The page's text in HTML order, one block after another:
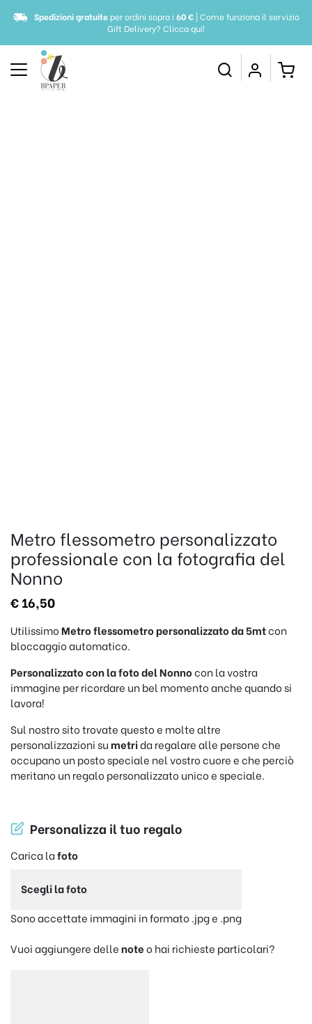
Spedizioni gratuiteper ordini sopra i 60 €| Come funziona il servizio
Gift Delivery?Clicca qui!
Metro flessometro personalizzato
professionale con la fotografia del
Nonno
€16,50
UtilissimoMetro flessometro personalizzato da 5mtcon
bloccaggio automatico.
Personalizzato con la foto del Nonnocon la vostra
immagine per ricordare un bel momento anche quando si
lavora!
Sul nostro sito trovate questo e molte altre
personalizzazioni sumetrida regalare alle persone che
occupano un posto speciale nel vostro cuore e che perciò
meritano un regalo personalizzato unico e speciale.
Personalizza il tuo regalo
Carica lafoto
Scegli la foto
Sono accettate immagini in formato .jpg e .png
Vuoi aggiungere dellenoteo hai richieste particolari?